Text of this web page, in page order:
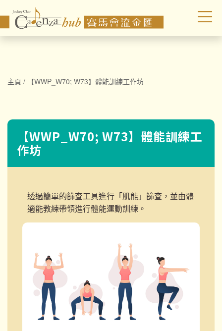
主頁 / 【WWP_W70; W73】體能訓練工作坊
【WWP_W70; W73】體能訓練工
作坊
透過簡單的篩查工具進行「肌能」篩查，並由體
適能教練帶領進行體能運動訓練。